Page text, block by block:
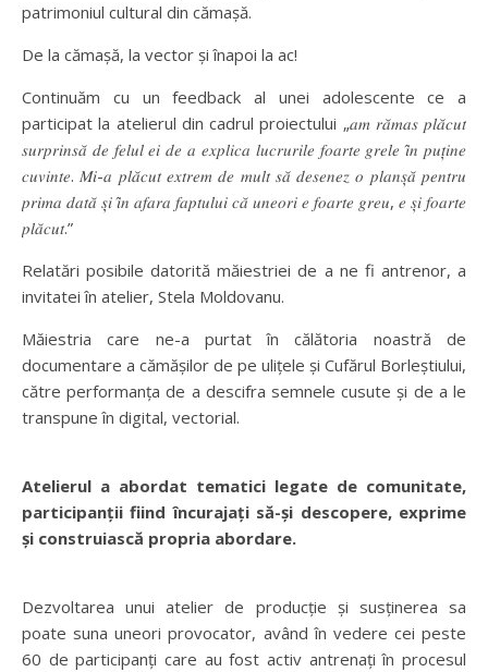
patrimoniul cultural din cămașă.
De la cămașă, la vector și înapoi la ac!
Continuăm cu un feedback al unei adolescente ce a
participat la atelierul din cadrul proiectului „𝑎𝑚 𝑟𝑎̆𝑚𝑎𝑠 𝑝𝑙𝑎̆𝑐𝑢𝑡
𝑠𝑢𝑟𝑝𝑟𝑖𝑛𝑠𝑎̆ 𝑑𝑒 𝑓𝑒𝑙𝑢𝑙 𝑒𝑖 𝑑𝑒 𝑎 𝑒𝑥𝑝𝑙𝑖𝑐𝑎 𝑙𝑢𝑐𝑟𝑢𝑟𝑖𝑙𝑒 𝑓𝑜𝑎𝑟𝑡𝑒 𝑔𝑟𝑒𝑙𝑒 𝑖̂𝑛 𝑝𝑢𝑡̦𝑖𝑛𝑒
𝑐𝑢𝑣𝑖𝑛𝑡𝑒. 𝑀𝑖-𝑎 𝑝𝑙𝑎̆𝑐𝑢𝑡 𝑒𝑥𝑡𝑟𝑒𝑚 𝑑𝑒 𝑚𝑢𝑙𝑡 𝑠𝑎̆ 𝑑𝑒𝑠𝑒𝑛𝑒𝑧 𝑜 𝑝𝑙𝑎𝑛𝑠̦𝑎̆ 𝑝𝑒𝑛𝑡𝑟𝑢
𝑝𝑟𝑖𝑚𝑎 𝑑𝑎𝑡𝑎̆ 𝑠̦𝑖 𝑖̂𝑛 𝑎𝑓𝑎𝑟𝑎 𝑓𝑎𝑝𝑡𝑢𝑙𝑢𝑖 𝑐𝑎̆ 𝑢𝑛𝑒𝑜𝑟𝑖 𝑒 𝑓𝑜𝑎𝑟𝑡𝑒 𝑔𝑟𝑒𝑢, 𝑒 𝑠̦𝑖 𝑓𝑜𝑎𝑟𝑡𝑒
𝑝𝑙𝑎̆𝑐𝑢𝑡.”
Relatări posibile datorită măiestriei de a ne fi antrenor, a
invitatei în atelier, Stela Moldovanu.
Măiestria care ne-a purtat în călătoria noastră de
documentare a cămășilor de pe ulițele și Cufărul Borleștiului,
către performanța de a descifra semnele cusute și de a le
transpune în digital, vectorial.
Atelierul a abordat tematici legate de comunitate,
participanții fiind încurajați să-și descopere, exprime
și construiască propria abordare.
Dezvoltarea unui atelier de producție și susținerea sa
poate suna uneori provocator, având în vedere cei peste
60 de participanți care au fost activ antrenați în procesul